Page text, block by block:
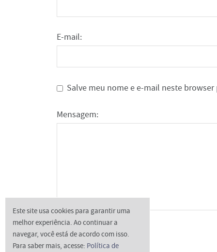
E-mail:
Salve meu nome e e-mail neste
Mensagem:
Este site usa cookies para garantir uma
melhor experiência. Ao continuar a
navegar, você está de acordo com isso.
Para saber mais, acesse: Política de